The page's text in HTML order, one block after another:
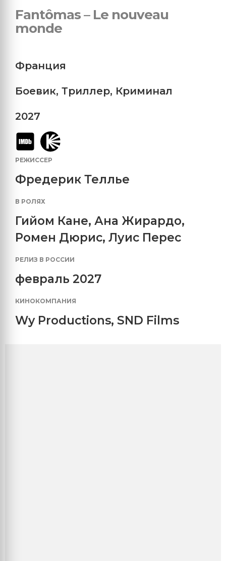
Fantômas – Le nouveau
monde
Франция
Боевик, Триллер, Криминал
2027
РЕЖИССЕР
Фредерик Теллье
В РОЛЯХ
Гийом Кане, Ана Жирардо,
Ромен Дюрис, Луис Перес
РЕЛИЗ В РОССИИ
февраль 2027
КИНОКОМПАНИЯ
Wy Productions, SND Films